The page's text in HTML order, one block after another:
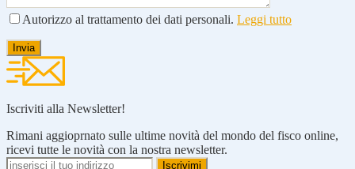
Autorizzo al trattamento dei dati personali. Leggi tutto
Iscriviti alla Newsletter!
Rimani aggioprnato sulle ultime novità del mondo del fisco online,
ricevi tutte le novità con la nostra newsletter.